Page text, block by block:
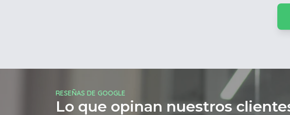
RESEÑAS DE GOOGLE
Lo que opinan nuestros